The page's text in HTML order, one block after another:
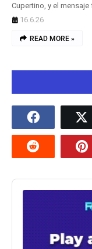
Cupertino, y el
16.6.26
READ MORE »